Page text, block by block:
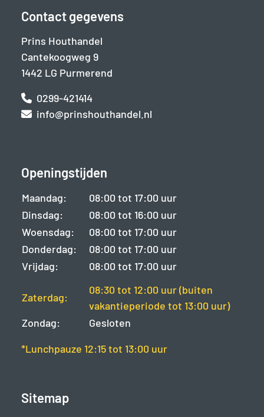
Contact gegevens
Prins Houthandel
Cantekoogweg 9
1442 LG Purmerend
0299-421414
info@prinshouthandel.nl
Openingstijden
Maandag:
08:00 tot 17:00 uur
Dinsdag:
08:00 tot 16:00 uur
Woensdag:
08:00 tot 17:00 uur
Donderdag:
08:00 tot 17:00 uur
Vrijdag:
08:00 tot 17:00 uur
Zaterdag:
08:30 tot 12:00 uur (buiten
vakantieperiode tot 13:00 uur)
Zondag:
Gesloten
*Lunchpauze 12:15 tot 13:00 uur
Sitemap